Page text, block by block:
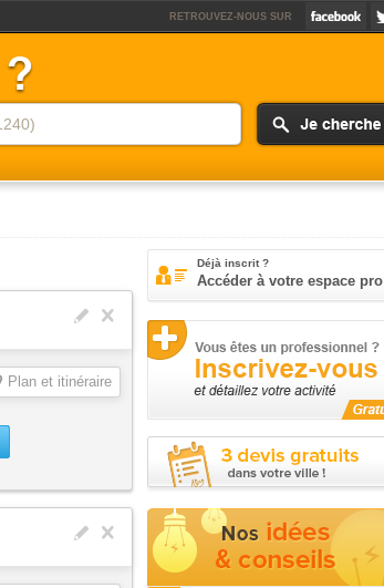
RETROUVEZ-NOUS SUR
Plan et itinéraire
Déjà inscrit ?
Accéder à votre espace pro